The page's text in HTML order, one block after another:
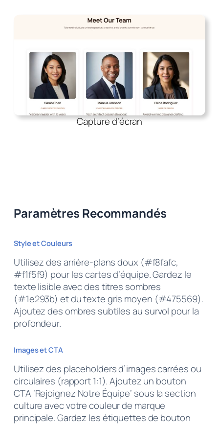
Capture d’écran
Paramètres Recommandés
Style et Couleurs
Utilisez des arrière-plans doux (#f8fafc,
#f1f5f9) pour les cartes d’équipe. Gardez le
texte lisible avec des titres sombres
(#1e293b) et du texte gris moyen (#475569).
Ajoutez des ombres subtiles au survol pour la
profondeur.
Images et CTA
Utilisez des placeholders d’images carrées ou
circulaires (rapport 1:1). Ajoutez un bouton
CTA ‘Rejoignez Notre Équipe’ sous la section
culture avec votre couleur de marque
principale. Gardez les étiquettes de bouton